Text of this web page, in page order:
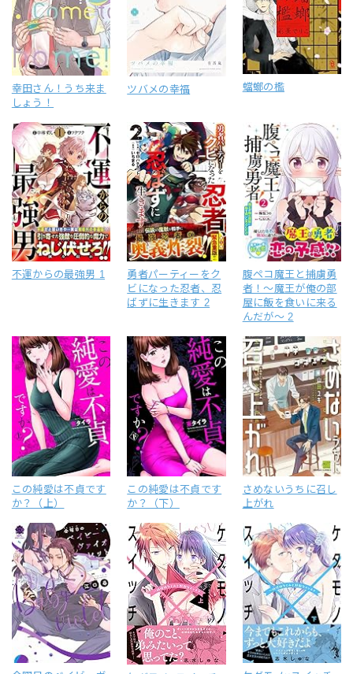
幸田さん！うち来ま
しょう！
ツバメの幸福 蟷螂の檻
不運からの最強男 1
勇者パーティーをク
ビになった忍者、忍
ばずに生きます 2
腹ペコ魔王と捕虜勇
者！～魔王が俺の部
屋に飯を食いに来る
んだが～ 2
この純愛は不貞です
か？（上）
この純愛は不貞です
か？（下）
さめないうちに召し
上がれ